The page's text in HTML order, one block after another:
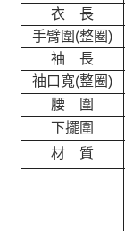
衣 長
手臂圍(整圈)
袖 長
袖口寬(整圈)
腰 圍
下擺圍
材 質